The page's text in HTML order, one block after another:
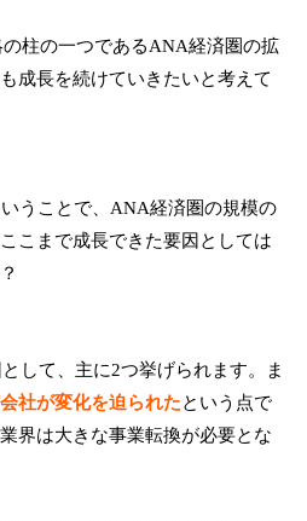
柱の一つであるANA経済圏の拡
成長を続けていきたいと考えて
うことで、ANA経済圏の規模の
こまで成長できた要因としては
して、主に2つ挙げられます。ま
社が変化を迫られたという点で
界は大きな事業転換が必要とな